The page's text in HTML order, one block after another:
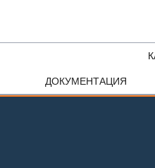
ДОКУМЕНТАЦИЯ